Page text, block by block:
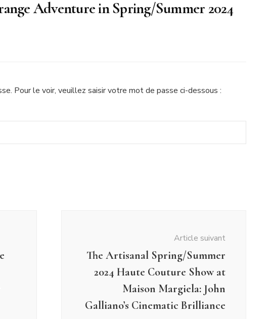
Adventure in Spring/Summer 2024
Pour le voir, veuillez saisir votre mot de passe ci-dessous :
Article suivant
The Artisanal Spring/Summer
2024 Haute Couture Show at
Maison Margiela: John
Galliano’s Cinematic Brilliance